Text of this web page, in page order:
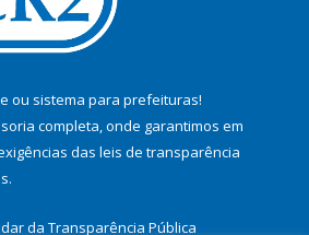
ou sistema para prefeituras!
completa, onde garantimos em
das leis de transparência
da Transparência Pública